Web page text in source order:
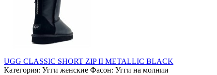
UGG CLASSIC SHORT ZIP II METALLIC BLACK
Категория: Угги женские Фасон: Угги на молнии